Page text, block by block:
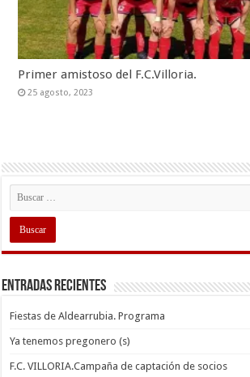
Primer amistoso del F.C.Villoria.
25 agosto, 2023
Entradas recientes
Fiestas de Aldearrubia. Programa
Ya tenemos pregonero (s)
F.C. VILLORIA.Campaña de captación de socios